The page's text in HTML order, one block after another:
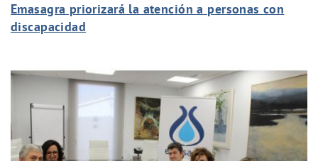
Emasagra priorizará la atención a personas con
discapacidad